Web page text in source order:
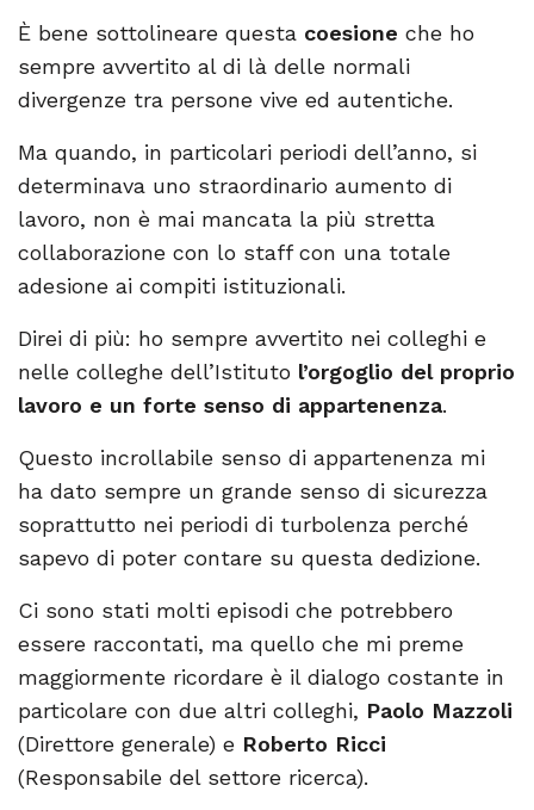
È bene sottolineare questa coesione che ho
sempre avvertito al di là delle normali
divergenze tra persone vive ed autentiche.
Ma quando, in particolari periodi dell’anno, si
determinava uno straordinario aumento di
lavoro, non è mai mancata la più stretta
collaborazione con lo staff con una totale
adesione ai compiti istituzionali.
Direi di più: ho sempre avvertito nei colleghi e
nelle colleghe dell’Istituto l’orgoglio del proprio
lavoro e un forte senso di appartenenza.
Questo incrollabile senso di appartenenza mi
ha dato sempre un grande senso di sicurezza
soprattutto nei periodi di turbolenza perché
sapevo di poter contare su questa dedizione.
Ci sono stati molti episodi che potrebbero
essere raccontati, ma quello che mi preme
maggiormente ricordare è il dialogo costante in
particolare con due altri colleghi, Paolo Mazzoli
(Direttore generale) e Roberto Ricci
(Responsabile del settore ricerca).